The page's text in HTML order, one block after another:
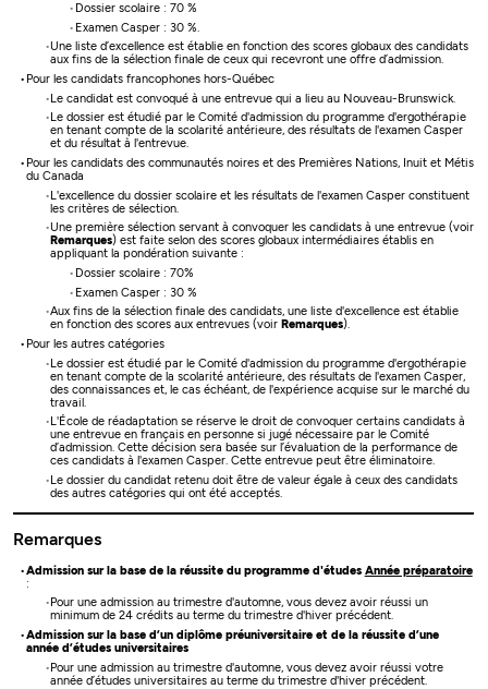
Dossier scolaire : 70 %
Examen Casper : 30 %.
Une liste d’excellence est établie en fonction des scores globaux des candidats
aux fins de la sélection finale de ceux qui recevront une offre d’admission.
Pour les candidats francophones hors-Québec
Le candidat est convoqué à une entrevue qui a lieu au Nouveau-Brunswick.
Le dossier est étudié par le Comité d'admission du programme d'ergothérapie
en tenant compte de la scolarité antérieure, des résultats de l'examen Casper
et du résultat à l'entrevue.
Pour les candidats des communautés noires et des Premières Nations, Inuit et Métis
du Canada
L'excellence du dossier scolaire et les résultats de l'examen Casper constituent
les critères de sélection.
Une première sélection servant à convoquer les candidats à une entrevue (voir
Remarques) est faite selon des scores globaux intermédiaires établis en
appliquant la pondération suivante :
Dossier scolaire : 70%
Examen Casper : 30 %
Aux fins de la sélection finale des candidats, une liste d'excellence est établie
en fonction des scores aux entrevues (voir Remarques).
Pour les autres catégories
Le dossier est étudié par le Comité d'admission du programme d'ergothérapie
en tenant compte de la scolarité antérieure, des résultats de l'examen Casper,
des connaissances et, le cas échéant, de l'expérience acquise sur le marché du
travail.
L'École de réadaptation se réserve le droit de convoquer certains candidats à
une entrevue en français en personne si jugé nécessaire par le Comité
d’admission. Cette décision sera basée sur l’évaluation de la performance de
ces candidats à l'examen Casper. Cette entrevue peut être éliminatoire.
Le dossier du candidat retenu doit être de valeur égale à ceux des candidats
des autres catégories qui ont été acceptés.
Remarques
Admission sur la base de la réussite du programme d'études Année préparatoire
:
Pour une admission au trimestre d'automne, vous devez avoir réussi un
minimum de 24 crédits au terme du trimestre d'hiver précédent.
Admission sur la base d’un diplôme préuniversitaire et de la réussite d’une
année d’études universitaires
Pour une admission au trimestre d'automne, vous devez avoir réussi votre
année d’études universitaires au terme du trimestre d'hiver précédent.